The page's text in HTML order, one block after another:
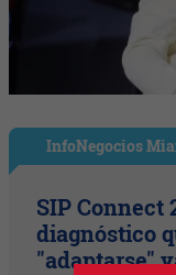
InfoNegocios
SIP Connect
diagnóstico
"adaptarse"